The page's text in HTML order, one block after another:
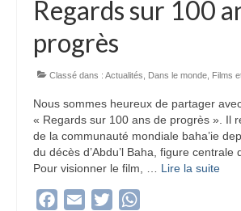
Regards sur 100
progrès
Classé dans : Actualités Dans le monde Films
Nous sommes heureux de partager
« Regards sur 100 ans de progrès ». Il
de la communauté mondiale baha’ie
du décès d’Abdu’l Baha, figure centrale
Pour visionner le film, … Lire la suite­­
Facebook
Email Twitter